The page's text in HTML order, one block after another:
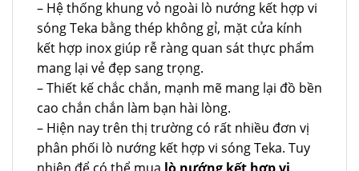
– Hệ thống khung vỏ ngoài lò nướng kết hợp vi
sóng Teka bằng thép không gỉ, mặt cửa kính
kết hợp inox giúp rễ ràng quan sát thực phẩm
mang lại vẻ đẹp sang trọng.
– Thiết kế chắc chắn, mạnh mẽ mang lại đồ bền
cao chắn chắn làm bạn hài lòng.
– Hiện nay trên thị trường có rất nhiều đơn vị
phân phối lò nướng kết hợp vi sóng Teka. Tuy